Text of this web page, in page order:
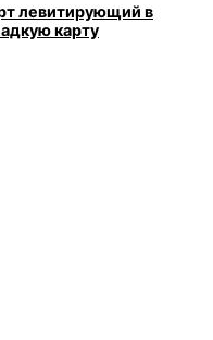
левитирующий в
карту